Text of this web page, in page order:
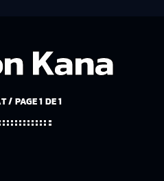
Kana
/ PAGE 1 DE 1